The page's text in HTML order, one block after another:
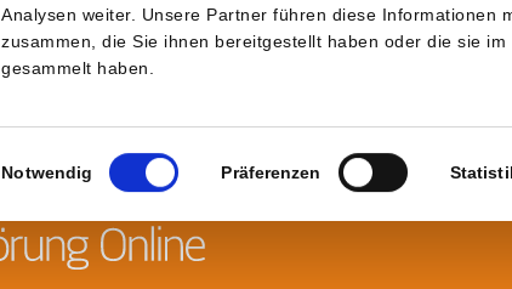
Analysen weiter. Unsere Partner führen diese Informationen
zusammen, die Sie ihnen bereitgestellt haben oder die sie
gesammelt haben.
Einwilligungsauswahl
Notwendig Präferenzen